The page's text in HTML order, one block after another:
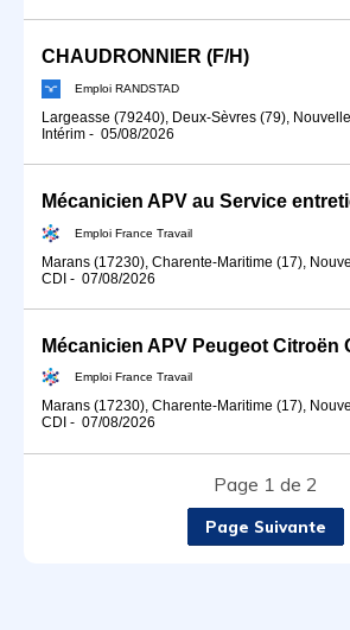
CHAUDRONNIER (F/H)
Emploi RANDSTAD
Largeasse (79240), Deux-Sèvres (79),
Intérim - 05/08/2026
Emploi France Travail
Marans (17230), Charente-Maritime (17),
CDI - 07/08/2026
Emploi France Travail
Marans (17230), Charente-Maritime (17),
CDI - 07/08/2026
Page 1 de 2
Page Suivante